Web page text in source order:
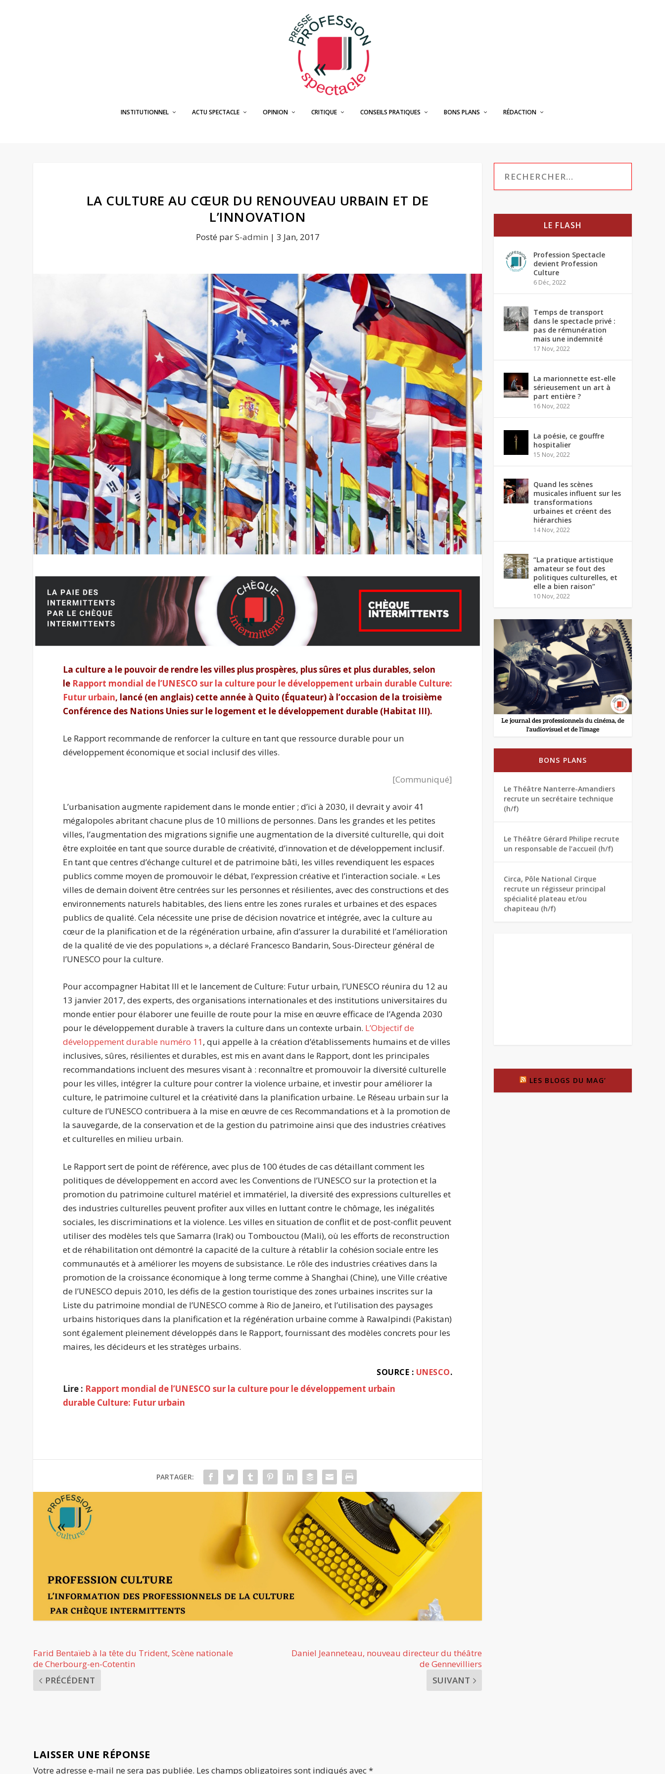
INSTITUTIONNEL ACTU SPECTACLE OPINION CRITIQUE CONSEILS PRATIQUES BONS PLANS RÉDACTION
LA CULTURE AU CŒUR DU RENOUVEAU URBAIN ET DE
L’INNOVATION
Posté parS-admin | 3 Jan, 2017
La culture a le pouvoir de rendre les villes plus prospères, plus sûres et plus durables, selon
le Rapport mondial de l’UNESCO sur la culture pour le développement urbain durable Culture:
Futur urbain, lancé (en anglais) cette année à Quito (Équateur) à l’occasion de la troisième
Conférence des Nations Unies sur le logement et le développement durable (Habitat III).
Le Rapport recommande de renforcer la culture en tant que ressource durable pour un
développement économique et social inclusif des villes.
[Communiqué]
L’urbanisation augmente rapidement dans le monde entier ; d’ici à 2030, il devrait y avoir 41
mégalopoles abritant chacune plus de 10 millions de personnes. Dans les grandes et les petites
villes, l’augmentation des migrations signifie une augmentation de la diversité culturelle, qui doit
être exploitée en tant que source durable de créativité, d’innovation et de développement inclusif.
En tant que centres d’échange culturel et de patrimoine bâti, les villes revendiquent les espaces
publics comme moyen de promouvoir le débat, l’expression créative et l’interaction sociale. « Les
villes de demain doivent être centrées sur les personnes et résilientes, avec des constructions et des
environnements naturels habitables, des liens entre les zones rurales et urbaines et des espaces
publics de qualité. Cela nécessite une prise de décision novatrice et intégrée, avec la culture au
cœur de la planification et de la régénération urbaine, afin d’assurer la durabilité et l’amélioration
de la qualité de vie des populations », a déclaré Francesco Bandarin, Sous-Directeur général de
l’UNESCO pour la culture.
Pour accompagner Habitat III et le lancement de Culture: Futur urbain, l’UNESCO réunira du 12 au
13 janvier 2017, des experts, des organisations internationales et des institutions universitaires du
monde entier pour élaborer une feuille de route pour la mise en œuvre efficace de l’Agenda 2030
pour le développement durable à travers la culture dans un contexte urbain. L’Objectif de
développement durable numéro 11, qui appelle à la création d’établissements humains et de villes
inclusives, sûres, résilientes et durables, est mis en avant dans le Rapport, dont les principales
recommandations incluent des mesures visant à : reconnaître et promouvoir la diversité culturelle
pour les villes, intégrer la culture pour contrer la violence urbaine, et investir pour améliorer la
culture, le patrimoine culturel et la créativité dans la planification urbaine. Le Réseau urbain sur la
culture de l’UNESCO contribuera à la mise en œuvre de ces Recommandations et à la promotion de
la sauvegarde, de la conservation et de la gestion du patrimoine ainsi que des industries créatives
et culturelles en milieu urbain.
Le Rapport sert de point de référence, avec plus de 100 études de cas détaillant comment les
politiques de développement en accord avec les Conventions de l’UNESCO sur la protection et la
promotion du patrimoine culturel matériel et immatériel, la diversité des expressions culturelles et
des industries culturelles peuvent profiter aux villes en luttant contre le chômage, les inégalités
sociales, les discriminations et la violence. Les villes en situation de conflit et de post-conflit peuvent
utiliser des modèles tels que Samarra (Irak) ou Tombouctou (Mali), où les efforts de reconstruction
et de réhabilitation ont démontré la capacité de la culture à rétablir la cohésion sociale entre les
communautés et à améliorer les moyens de subsistance. Le rôle des industries créatives dans la
promotion de la croissance économique à long terme comme à Shanghai (Chine), une Ville créative
de l’UNESCO depuis 2010, les défis de la gestion touristique des zones urbaines inscrites sur la
Liste du patrimoine mondial de l’UNESCO comme à Rio de Janeiro, et l’utilisation des paysages
urbains historiques dans la planification et la régénération urbaine comme à Rawalpindi (Pakistan)
sont également pleinement développés dans le Rapport, fournissant des modèles concrets pour les
maires, les décideurs et les stratèges urbains.
SOURCE : UNESCO.
Lire : Rapport mondial de l’UNESCO sur la culture pour le développement urbain
durable Culture: Futur urbain
PARTAGER:
Farid Bentaïeb à la tête du Trident, Scène nationale
de Cherbourg-en-Cotentin
PRÉCÉDENT
Daniel Jeanneteau, nouveau directeur du théâtre
de Gennevilliers
SUIVANT
LAISSER UNE RÉPONSE
Votre adresse e-mail ne sera pas publiée. Les champs obligatoires sont indiqués avec*
LE FLASH
Profession Spectacle
devient Profession
Culture
6 Déc, 2022
Temps de transport
dans le spectacle privé :
pas de rémunération
mais une indemnité
17 Nov, 2022
La marionnette est-elle
sérieusement un art à
part entière ?
16 Nov, 2022
La poésie, ce gouffre
hospitalier
15 Nov, 2022
Quand les scènes
musicales influent sur les
transformations
urbaines et créent des
hiérarchies
14 Nov, 2022
“La pratique artistique
amateur se fout des
politiques culturelles, et
elle a bien raison”
10 Nov, 2022
BONS PLANS
Le Théâtre Nanterre-Amandiers
recrute un secrétaire technique
(h/f)
Le Théâtre Gérard Philipe recrute
un responsable de l’accueil (h/f)
Circa, Pôle National Cirque
recrute un régisseur principal
spécialité plateau et/ou
chapiteau (h/f)
LES BLOGS DU MAG’